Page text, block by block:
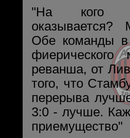
"На кого
Обе команды
реванша, от
того, что
перерыва
3:0 - лучше.
приемущество"